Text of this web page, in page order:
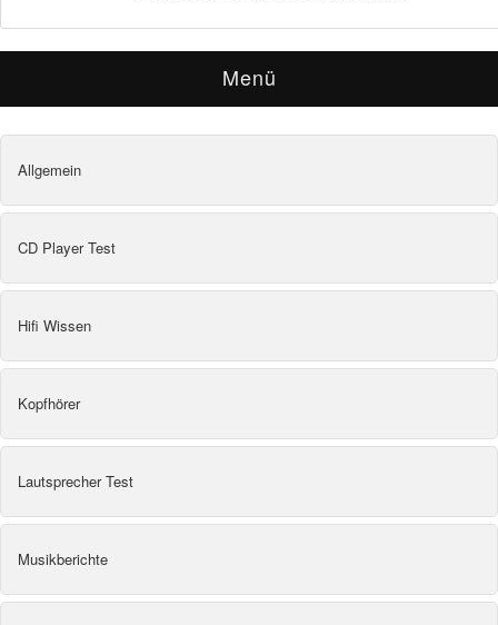
Menü
Allgemein
CD Player Test
Hifi Wissen
Kopfhörer
Lautsprecher Test
Musikberichte